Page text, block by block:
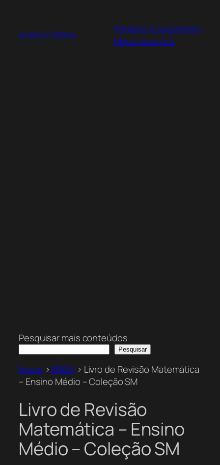
Acervo Online
Pedidos e sugestões
Meus favoritos
Pesquisar mais conteúdos
Pesquisar
Home > ENEM> Livro de Revisão Matemática
– Ensino Médio – Coleção SM
Livro de Revisão
Matemática – Ensino
Médio – Coleção SM